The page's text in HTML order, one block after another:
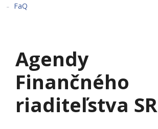
FaQ
Agendy
Finančného
riaditeľstva SR